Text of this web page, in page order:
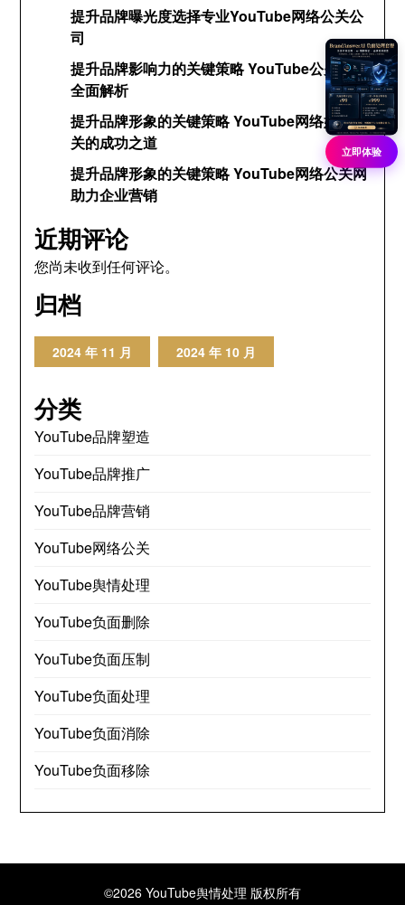
提升品牌曝光度选择专业YouTube网络公关公
司
提升品牌影响力的关键策略 YouTube公关网络
全面解析
提升品牌形象的关键策略 YouTube网络媒体公
关的成功之道
提升品牌形象的关键策略 YouTube网络公关网
助力企业营销
近期评论
您尚未收到任何评论。
归档
2024 年 11 月 2024 年 10 月
分类
YouTube品牌塑造
YouTube品牌推广
YouTube品牌营销
YouTube网络公关
YouTube舆情处理
YouTube负面删除
YouTube负面压制
YouTube负面处理
YouTube负面消除
YouTube负面移除
©2026 YouTube舆情处理 版权所有
立即体验